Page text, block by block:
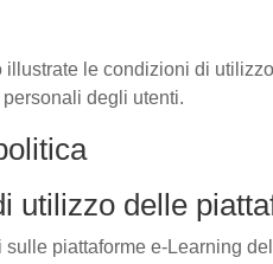
illustrate le condizioni di
degli utenti.
utilizzo delle
sulle piattaforme e-Learning